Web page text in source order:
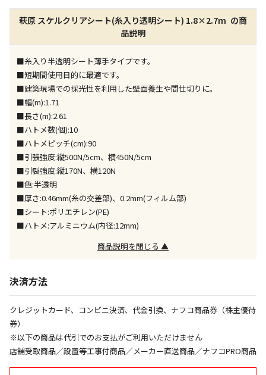
店舗のみで受取できる商品です（宅配便でのお届けが
できません）
※同時購入の商品は、全て同じ店舗での受取となりま
す
特定の店舗のみで受取ができる商品です（宅配便での
お届けができません）
※同時購入の商品は、全て同じ店舗での受取となりま
す
委託業者によりお届けする商品です
※ほか商品との同時購入はできません。お手数です
が、ご購入手続きを分けてお買い求めください
※支払い方法の代金引換は選択できません。
※電話注文はできません。
宅配のみでお届けする商品です（店舗受取は選択でき
ません）
※「宅配・店舗受取」「宅配のみ」マークの商品のみ
同時購入が可能です
午前9時までのご注文確定した商品については、当日に
は、休業明けからの出荷対応となります。
設置工事代金も含まれた商品です
萩原 スケルクリアシート(糸入り透明シート) 1.8×2.7m の商
品説明
■糸入り半透明シート薄手タイプです。
■短期間使用目的に最適です。
■建築現場での採光性を利用した壁面養生や間仕切りに。
■幅(m):1.71
■長さ(m):2.61
■ハトメ数(個):10
■ハトメピッチ(cm):90
■引張強度:縦500N/5cm、横450N/5cm
■引裂強度:縦170N、横120N
■色:半透明
■厚さ:0.46mm(糸の交差部)、0.2mm(フィルム部)
■シート:ポリエチレン(PE)
■ハトメ:アルミニウム(内径:12mm)
商品説明を閉じる ▲
決済方法
クレジットカード、コンビニ決済、代金引換、ナフコ商品券（株主優待
券）
※以下の商品は代引でのお支払がご利用いただけません
店舗受取商品／設置等工事付商品／メーカー直送商品／ナフコPRO商品